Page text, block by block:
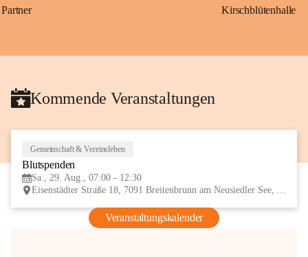
Partner Kirschblütenhalle
Kommende Veranstaltungen
Gemeinschaft & Vereinsleben
Blutspenden
Sa., 29. Aug., 07:00 - 12:30
Eisenstädter Straße 18, 7091 Breitenbrunn am Neusiedler See, AUT
Veranstaltungskalender